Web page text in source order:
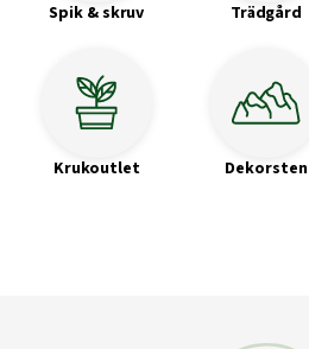
Spik & skruv Trädgård
Krukoutlet Dekorsten